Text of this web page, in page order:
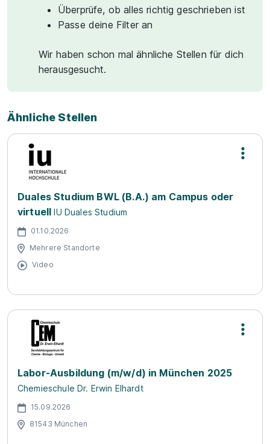
Überprüfe, ob alles richtig geschrieben ist
Passe deine Filter an
Wir haben schon mal ähnliche Stellen für dich
herausgesucht.
Ähnliche Stellen
Duales Studium BWL (B.A.) am Campus oder
virtuell IU Duales Studium
01.10.2026
Mehrere Standorte
Video
Labor-Ausbildung (m/w/d) in München 2025
Chemieschule Dr. Erwin Elhardt
15.09.2026
81543 München